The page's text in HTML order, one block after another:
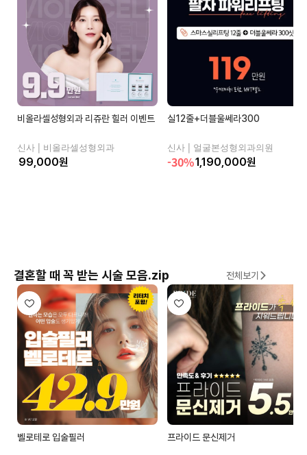
비올라셀성형외과 리쥬란 힐러 이벤트
신사 | 비올라셀성형외과
원
실12줄+더블울쎄라300
신사 | 얼굴본성형외과의원
-30%1,190,000원
결혼할 때 꼭 받는 시술 모음.zip 전체보기
벨로테로 입술필러 프라이드 문신제거